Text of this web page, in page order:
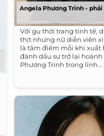
Angela Phương Trinh -
Với gu thời trang tinh tế,
thịt nhưng nữ diễn viên
là tâm điểm mỗi khi xuất
đánh dấu sự trở lại
Phương Trinh trong lĩnh...